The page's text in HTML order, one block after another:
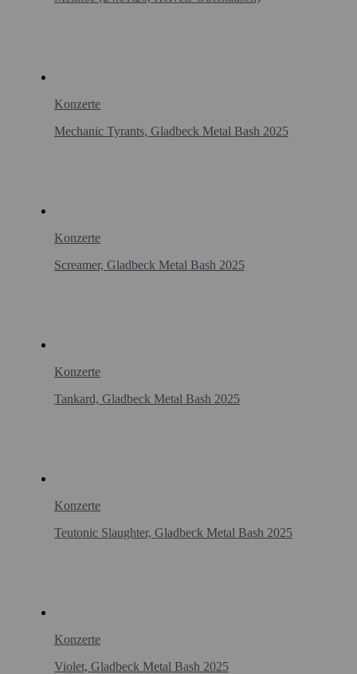
Konzerte
Mechanic Tyrants, Gladbeck Metal Bash 2025
Konzerte
Screamer, Gladbeck Metal Bash 2025
Konzerte
Tankard, Gladbeck Metal Bash 2025
Konzerte
Teutonic Slaughter, Gladbeck Metal Bash 2025
Konzerte
Violet, Gladbeck Metal Bash 2025